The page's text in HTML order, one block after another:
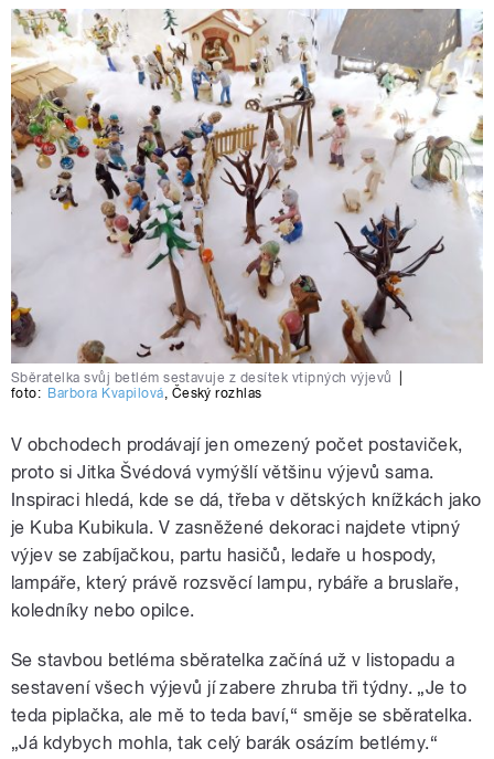
Sběratelka svůj betlém sestavuje z desítek vtipných výjevů
foto: Barbora Kvapilová, Český rozhlas
V obchodech prodávají jen omezený počet postaviček,
proto si Jitka Švédová vymýšlí většinu výjevů sama.
Inspiraci hledá, kde se dá, třeba v dětských knížkách jako
je Kuba Kubikula. V zasněžené dekoraci najdete vtipný
výjev se zabíjačkou, partu hasičů, ledaře u hospody,
lampáře, který právě rozsvěcí lampu, rybáře a bruslaře,
koledníky nebo opilce.
Se stavbou betléma sběratelka začíná už v listopadu a
sestavení všech výjevů jí zabere zhruba tři týdny. „Je to
teda piplačka, ale mě to teda baví,“ směje se sběratelka.
„Já kdybych mohla, tak celý barák osázím betlémy.“